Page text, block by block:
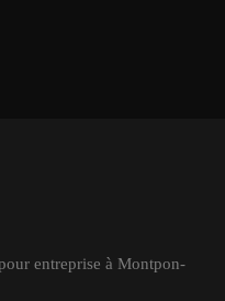
entreprise à Montpon-